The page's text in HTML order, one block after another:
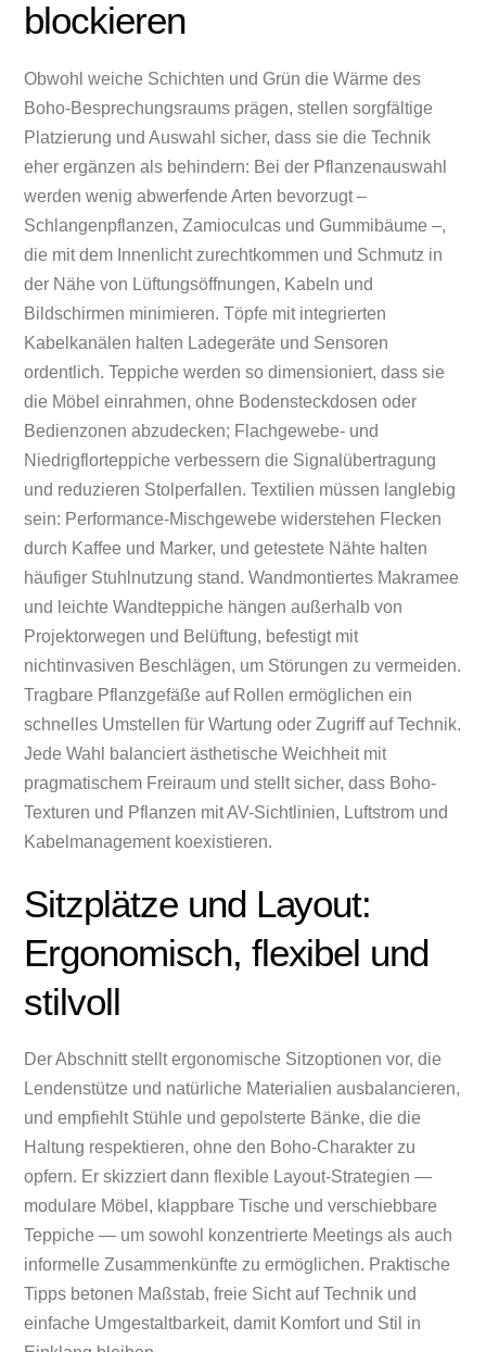
blockieren
Obwohl weiche Schichten und Grün die Wärme des
Boho-Besprechungsraums prägen, stellen sorgfältige
Platzierung und Auswahl sicher, dass sie die Technik
eher ergänzen als behindern: Bei der Pflanzenauswahl
werden wenig abwerfende Arten bevorzugt –
Schlangenpflanzen, Zamioculcas und Gummibäume –,
die mit dem Innenlicht zurechtkommen und Schmutz in
der Nähe von Lüftungsöffnungen, Kabeln und
Bildschirmen minimieren. Töpfe mit integrierten
Kabelkanälen halten Ladegeräte und Sensoren
ordentlich. Teppiche werden so dimensioniert, dass sie
die Möbel einrahmen, ohne Bodensteckdosen oder
Bedienzonen abzudecken; Flachgewebe- und
Niedrigflorteppiche verbessern die Signalübertragung
und reduzieren Stolperfallen. Textilien müssen langlebig
sein: Performance-Mischgewebe widerstehen Flecken
durch Kaffee und Marker, und getestete Nähte halten
häufiger Stuhlnutzung stand. Wandmontiertes Makramee
und leichte Wandteppiche hängen außerhalb von
Projektorwegen und Belüftung, befestigt mit
nichtinvasiven Beschlägen, um Störungen zu vermeiden.
Tragbare Pflanzgefäße auf Rollen ermöglichen ein
schnelles Umstellen für Wartung oder Zugriff auf Technik.
Jede Wahl balanciert ästhetische Weichheit mit
pragmatischem Freiraum und stellt sicher, dass Boho-
Texturen und Pflanzen mit AV-Sichtlinien, Luftstrom und
Kabelmanagement koexistieren.
Sitzplätze und Layout:
Ergonomisch, flexibel und
stilvoll
Der Abschnitt stellt ergonomische Sitzoptionen vor, die
Lendenstütze und natürliche Materialien ausbalancieren,
und empfiehlt Stühle und gepolsterte Bänke, die die
Haltung respektieren, ohne den Boho-Charakter zu
opfern. Er skizziert dann flexible Layout-Strategien —
modulare Möbel, klappbare Tische und verschiebbare
Teppiche — um sowohl konzentrierte Meetings als auch
informelle Zusammenkünfte zu ermöglichen. Praktische
Tipps betonen Maßstab, freie Sicht auf Technik und
einfache Umgestaltbarkeit, damit Komfort und Stil in